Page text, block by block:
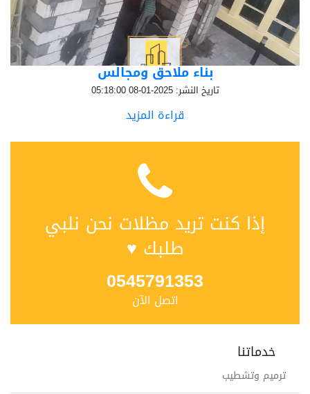
بناء ملاحق ومجالس
تاريخ النشر: 2025-01-08 05:18:00
قراءة المزيد
إذا كنت تريد مظلات نحن نلبي
طلبك ♥
0545791353
اتصل الآن
خدماتنا
ترميم وتشطيب